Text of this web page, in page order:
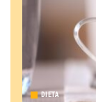
DIETA